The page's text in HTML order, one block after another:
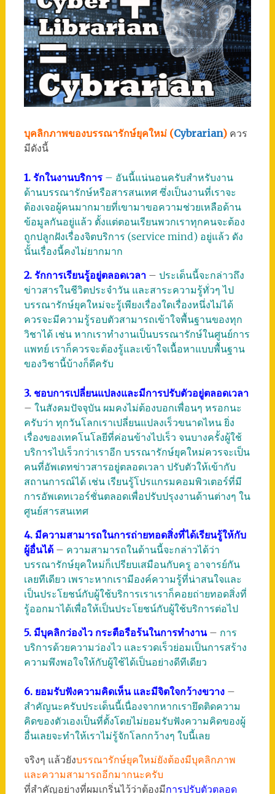
บุคลิกภาพของบรรณารักษ์ยุคใหม่ (Cybrarian) ควร
มีดังนี้
1. รักในงานบริการ– อันนี้แน่นอนครับสำหรับงาน
ด้านบรรณารักษ์หรือสารสนเทศ ซึ่งเป็นงานที่เราจะ
ต้องเจอผู้คนมากมายที่เขามาขอความช่วยเหลือด้าน
ข้อมูลกันอยู่แล้ว ตั้งแต่ตอนเรียนพวกเราทุกคนจะต้อง
ถูกปลูกฝังเรื่องจิตบริการ (service mind) อยู่แล้ว ดัง
นั้นเรื่องนี้คงไม่ยากมาก
2. รักการเรียนรู้อยู่ตลอดเวลา – ประเด็นนี้จะกล่าวถึง
ข่าวสารในชีวิตประจำวัน และสาระความรู้ทั่วๆ ไป
บรรณารักษ์ยุคใหม่จะรู้เพียงเรื่องใดเรื่องหนึ่งไม่ได้
ควรจะมีความรู้รอบตัวสามารถเข้าใจพื้นฐานของทุก
วิชาได้ เช่น หากเราทำงานเป็นบรรณารักษ์ในศูนย์การ
แพทย์ เราก็ควรจะต้องรู้และเข้าใจเนื้อหาแบบพื้นฐาน
ของวิชานี้บ้างก็ดีครับ
3. ชอบการเปลี่ยนแปลงและมีการปรับตัวอยู่ตลอดเวลา
– ในสังคมปัจจุบัน ผมคงไม่ต้องบอกเพื่อนๆ หรอกนะ
ครับว่า ทุกวันโลกเราเปลี่ยนแปลงเร็วขนาดไหน ยิ่ง
เรื่องของเทคโนโลยีที่ค่อนข้างไปเร็ว จนบางครั้งผู้ใช้
บริการไปเร็วกว่าเราอีก บรรณารักษ์ยุคใหม่ควรจะเป็น
คนที่อัพเดทข่าวสารอยู่ตลอดเวลา ปรับตัวให้เข้ากับ
สถานการณ์ได้ เช่น เรียนรู้โปรแกรมคอมพิวเตอร์ที่มี
การอัพเดทเวอร์ชั่นตลอดเพื่อปรับปรุงงานด้านต่างๆ ใน
ศูนย์สารสนเทศ
4. มีความสามารถในการถ่ายทอดสิ่งที่ได้เรียนรู้ให้กับ
ผู้อื่นได้ – ความสามารถในด้านนี้จะกล่าวได้ว่า
บรรณารักษ์ยุคใหม่ก็เปรียบเสมือนกับครู อาจารย์กัน
เลยทีเดียว เพราะหากเรามีองค์ความรู้ที่น่าสนใจและ
เป็นประโยชน์กับผู้ใช้บริการเราเราก็คอยถ่ายทอดสิ่งที่
รู้ออกมาได้เพื่อให้เป็นประโยชน์กับผู้ใช้บริการต่อไป
5. มีบุคลิกว่องไว กระตือรือร้นในการทำงาน– การ
บริการด้วยความว่องไว และรวดเร็วย่อมเป็นการสร้าง
ความพึงพอใจให้กับผู้ใช้ได้เป็นอย่างดีทีเดียว
6. ยอมรับฟังความคิดเห็น และมีจิตใจกว้างขวาง –
สำคัญนะครับประเด็นนี้เนื่องจากหากเรายึดติดความ
คิดของตัวเองเป็นที่ตั้งโดยไม่ยอมรับฟังความคิดของผู้
อื่นเลยจะทำให้เราไม่รู้จักโลกกว้างๆ ใบนี้เลย
จริงๆ แล้วยังบรรณารักษ์ยุคใหม่ยังต้องมีบุคลิกภาพ
และความสามารถอีกมากนะครับ
ที่สำคัญอย่างที่ผมเกริ่นไว้ว่าต้องมีการปรับตัวตลอด